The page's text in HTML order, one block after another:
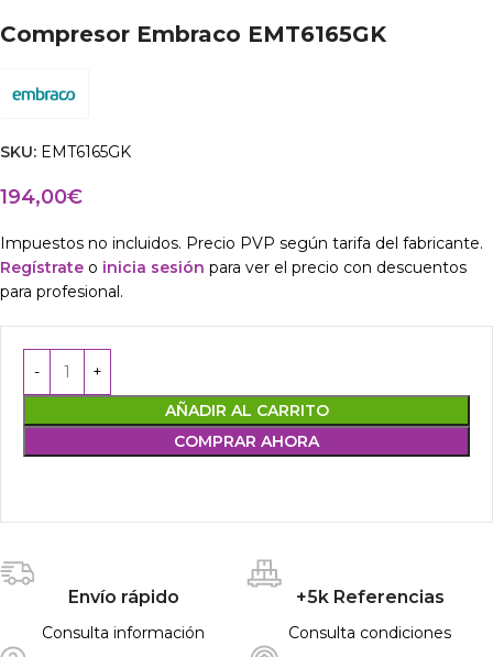
Compresor Embraco EMT6165GK
SKU: EMT6165GK
194,00€
Impuestos no incluidos. Precio PVP según tarifa del fabricante.
Regístrate o inicia sesión para ver el precio con descuentos
para profesional.
AÑADIR AL CARRITO
COMPRAR AHORA
Envío rápido
Consulta información
+5k Referencias
Consulta condiciones